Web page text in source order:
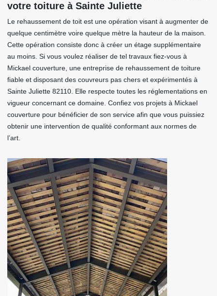
votre toiture à Sainte Juliette
Le rehaussement de toit est une opération visant à augmenter de
quelque centimètre voire quelque mètre la hauteur de la maison.
Cette opération consiste donc à créer un étage supplémentaire
au moins. Si vous voulez réaliser de tel travaux fiez-vous à
Mickael couverture, une entreprise de rehaussement de toiture
fiable et disposant des couvreurs pas chers et expérimentés à
Sainte Juliette 82110. Elle respecte toutes les réglementations en
vigueur concernant ce domaine. Confiez vos projets à Mickael
couverture pour bénéficier de son service afin que vous puissiez
obtenir une intervention de qualité conformant aux normes de
l’art.